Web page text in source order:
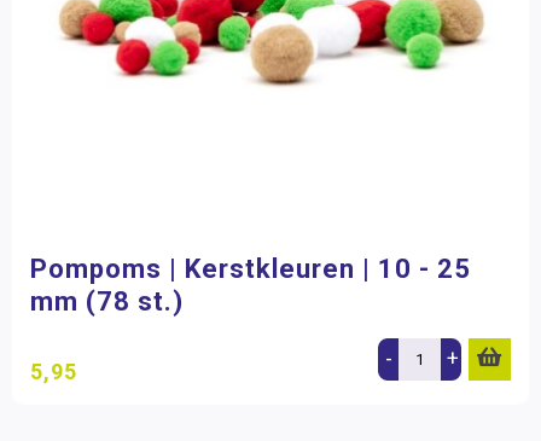
Pompoms | Kerstkleuren | 10 - 25
mm (78 st.)
5,95 - +